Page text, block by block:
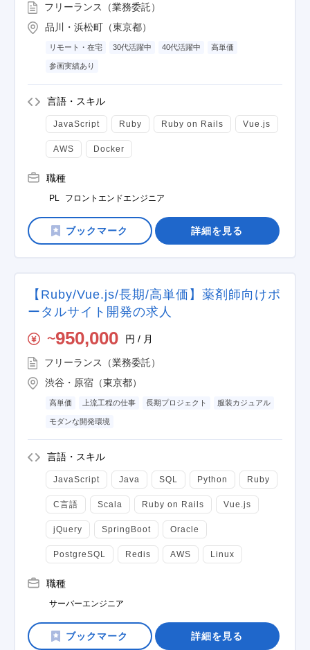
フリーランス（業務委託）
品川・浜松町（東京都）
リモート・在宅 30代活躍中 40代活躍中 高単価
参画実績あり
言語・スキル
JavaScript Ruby Ruby on Rails Vue.js
AWS Docker
職種
PL フロントエンドエンジニア
詳細を見る
【Ruby/Vue.js/長期/高単価】薬剤師向けポ
ータルサイト開発の求人
〜950,000 円 / 月
フリーランス（業務委託）
渋谷・原宿（東京都）
高単価 上流工程の仕事 長期プロジェクト 服装カジュアル
モダンな開発環境
言語・スキル
JavaScript Java SQL Python Ruby
C言語 Scala Ruby on Rails Vue.js
jQuery SpringBoot Oracle
PostgreSQL Redis AWS Linux
職種
サーバーエンジニア
詳細を見る